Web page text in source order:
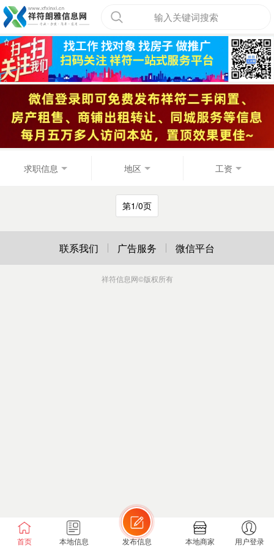
输入关键词搜索
求职信息 地区 工资
第1/0页
首页 本地信息 发布信息 本地商家 用户登录
联系我们 广告服务 微信平台
祥符信息网©版权所有